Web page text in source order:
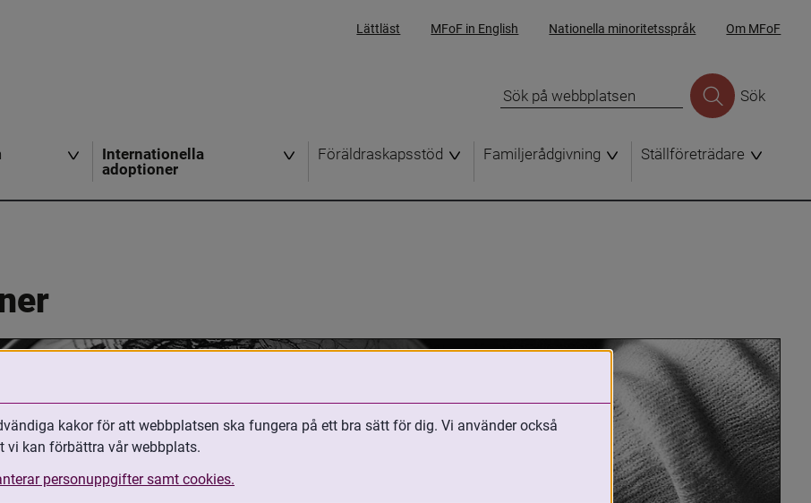
Lättläst MFoF in English Nationella minoritetsspråk Om MFoF
Sök
Internationella
adoptioner
Föräldraskapsstöd Familjerådgivning Ställföreträdare
kakor för att webbplatsen ska fungera på ett bra sätt för dig. Vi använder också
vi kan förbättra vår webbplats.
personuppgifter samt cookies.